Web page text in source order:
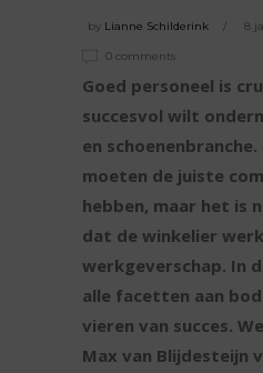
by Lianne Schilderink 8
0 comments
Goed personeel is
succesvol wilt
en
moeten de juiste
hebben, maar het is
dat de winkelier
werkgeverschap. In
alle facetten aan
vieren van succes.
Max van Blijdesteijn